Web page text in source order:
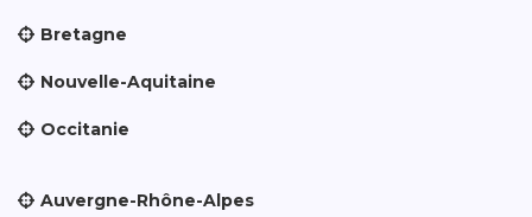
Bretagne
Nouvelle-Aquitaine
Occitanie
Auvergne-Rhône-Alpes